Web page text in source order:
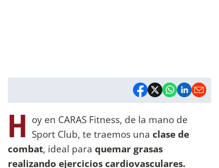
H oy en CARAS Fitness, de la mano de
Sport Club, te traemos una clase de
combat, ideal para quemar grasas
realizando ejercicios cardiovasculares.